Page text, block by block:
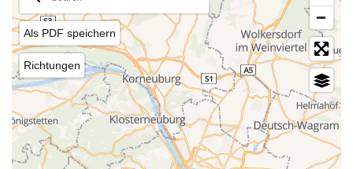
Als PDF speichern
Richtungen